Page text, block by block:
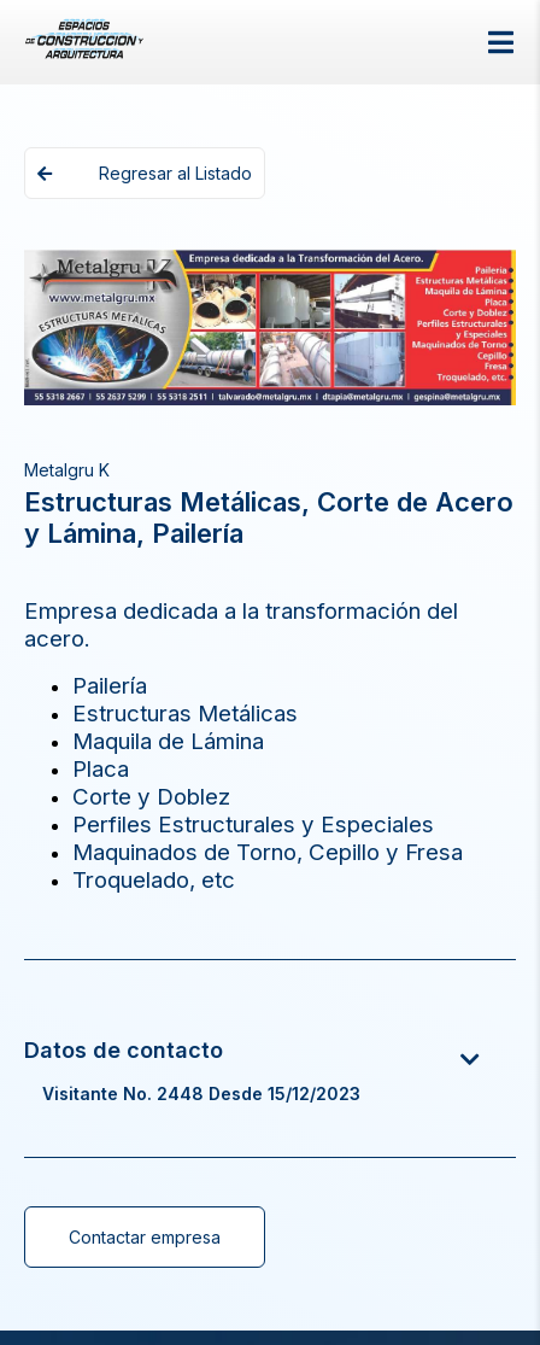
Regresar al Listado
Metalgru K
Estructuras Metálicas, Corte de Acero
y Lámina, Pailería
Empresa dedicada a la transformación del
acero.
Pailería
Estructuras Metálicas
Maquila de Lámina
Placa
Corte y Doblez
Perfiles Estructurales y Especiales
Maquinados de Torno, Cepillo y Fresa
Troquelado, etc
Visitante No. 2448 Desde 15/12/2023
Contactar empresa